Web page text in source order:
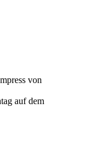
von
auf dem